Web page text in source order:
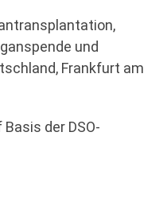
und
Frankfurt am
der DSO-